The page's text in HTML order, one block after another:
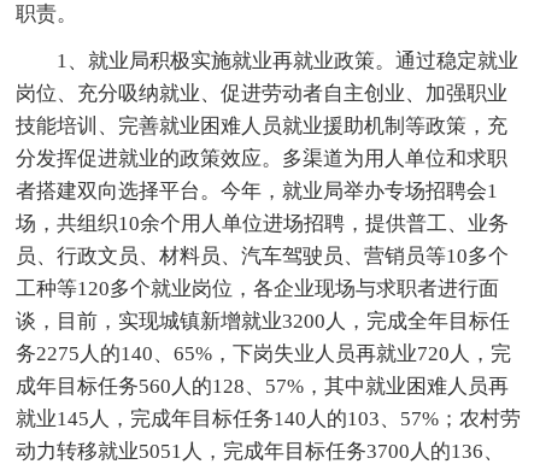
职责。
1、就业局积极实施就业再就业政策。通过稳定就业
岗位、充分吸纳就业、促进劳动者自主创业、加强职业
技能培训、完善就业困难人员就业援助机制等政策，充
分发挥促进就业的政策效应。多渠道为用人单位和求职
者搭建双向选择平台。今年，就业局举办专场招聘会1
场，共组织10余个用人单位进场招聘，提供普工、业务
员、行政文员、材料员、汽车驾驶员、营销员等10多个
工种等120多个就业岗位，各企业现场与求职者进行面
谈，目前，实现城镇新增就业3200人，完成全年目标任
务2275人的140、65%，下岗失业人员再就业720人，完
成年目标任务560人的128、57%，其中就业困难人员再
就业145人，完成年目标任务140人的103、57%；农村劳
动力转移就业5051人，完成年目标任务3700人的136、